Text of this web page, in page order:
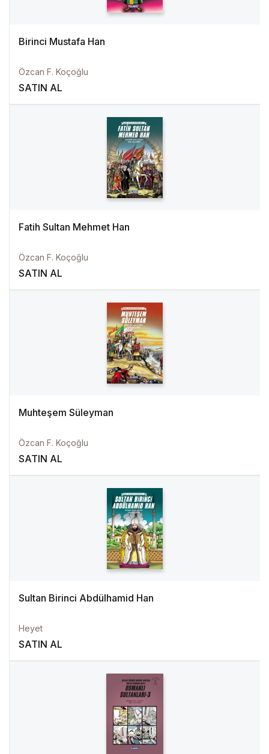
Birinci Mustafa Han
Özcan F. Koçoğlu
SATIN AL
Fatih Sultan Mehmet Han
Özcan F. Koçoğlu
SATIN AL
Muhteşem Süleyman
Özcan F. Koçoğlu
SATIN AL
Sultan Birinci Abdülhamid Han
Heyet
SATIN AL